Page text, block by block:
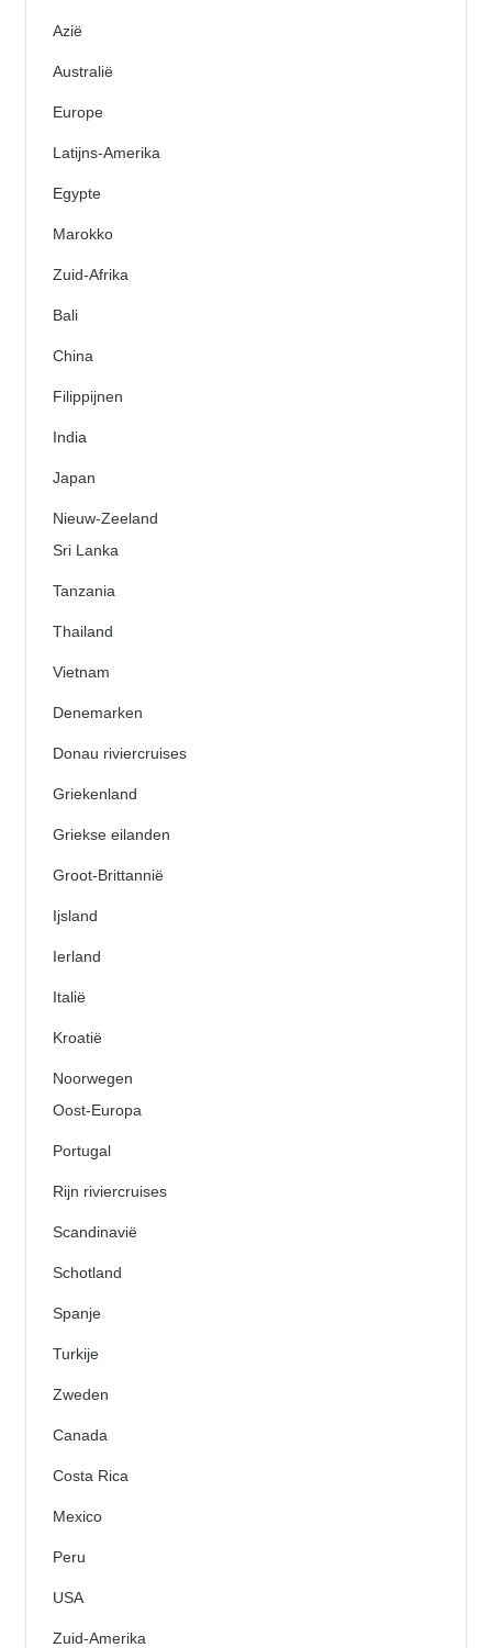
Azië
Australië
Europe
Latijns-Amerika
Egypte
Marokko
Zuid-Afrika
Bali
China
Filippijnen
India
Japan
Nieuw-Zeeland
Sri Lanka
Tanzania
Thailand
Vietnam
Denemarken
Donau riviercruises
Griekenland
Griekse eilanden
Groot-Brittannië
Ijsland
Ierland
Italië
Kroatië
Noorwegen
Oost-Europa
Portugal
Rijn riviercruises
Scandinavië
Schotland
Spanje
Turkije
Zweden
Canada
Costa Rica
Mexico
Peru
USA
Zuid-Amerika